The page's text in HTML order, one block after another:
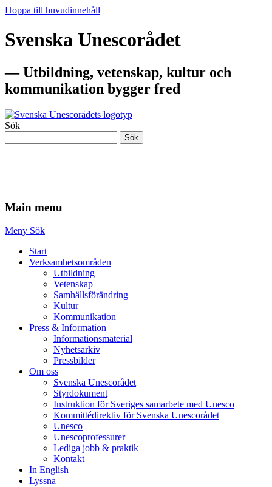
Hoppa till huvudinnehåll
Svenska Unescorådet
— Utbildning, vetenskap, kultur och
kommunikation bygger fred
Sök
Sök
Main menu
Meny Sök
Start
Verksamhetsområden
Utbildning
Vetenskap
Samhällsförändring
Kultur
Kommunikation
Press & Information
Informationsmaterial
Nyhetsarkiv
Pressbilder
Om oss
Svenska Unescorådet
Styrdokument
Instruktion för Sveriges samarbete med Unesco
Kommittédirektiv för Svenska Unescorådet
Unesco
Unescoprofessurer
Lediga jobb & praktik
Kontakt
In English
Lyssna